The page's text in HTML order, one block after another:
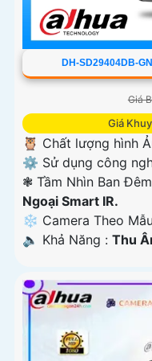
DH-SD29404DB-
Giá
Giá
🦉 Chất lượng hình
⚙ Sử dụng công
❃ Tầm Nhìn Ban
Ngoại Smart IR.
❄ Camera Theo Mẫu
️🔈 Khả Năng : Thu